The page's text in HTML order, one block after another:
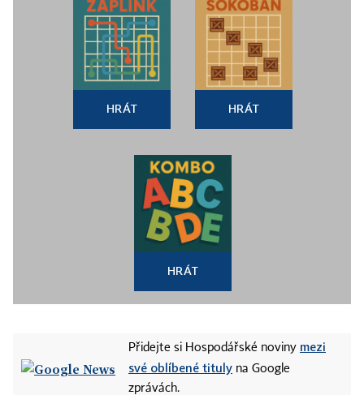
HRÁT HRÁT
HRÁT
Přidejte si Hospodářské noviny mezi
své oblíbené tituly na Google
zprávách.